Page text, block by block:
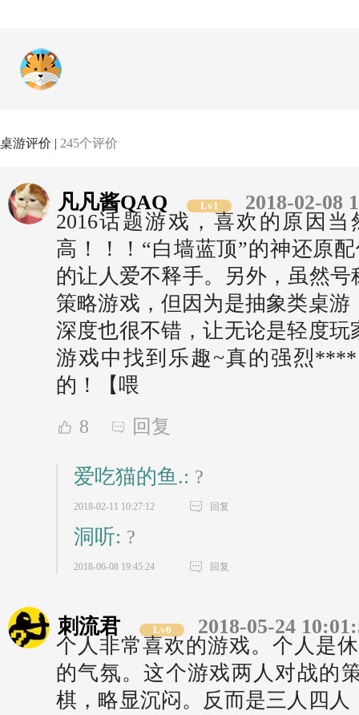
桌游评价 | 245个评价
凡凡酱QAQ Lv1
2018-02-08
2016话题游戏，喜欢的原因
高！！！“白墙蓝顶”的神还原
的让人爱不释手。另外，虽然号
策略游戏，但因为是抽象类桌
深度也很不错，让无论是轻度
游戏中找到乐趣~真的强烈
的！【喂
8 回复
爱吃猫的鱼.: ?
2018-02-11 10:27:12 回复
洞听: ?
2018-06-08 19:45:24 回复
刺流君 Lv6
2018-05-24
个人非常喜欢的游戏。个人是
的气氛。这个游戏两人对战的
棋，略显沉闷。反而是三人四